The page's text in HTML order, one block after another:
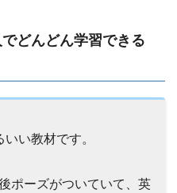
どんどん学習できる
い教材です。
ポーズがついていて、英